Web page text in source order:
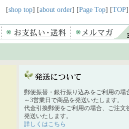
[shop top] [about order] [Page Top] [TOP]
郵便振替・銀行振り込みをご利用の場
～3営業日で商品を発送いたします。
代金引換郵便をご利用の場合、ご注文
発送いたします。
詳しくはこちら